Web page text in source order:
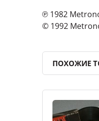
℗ 1982
© 1992
ПОХОЖИЕ